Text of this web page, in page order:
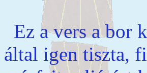
Ez a vers a bor
által igen tiszta,